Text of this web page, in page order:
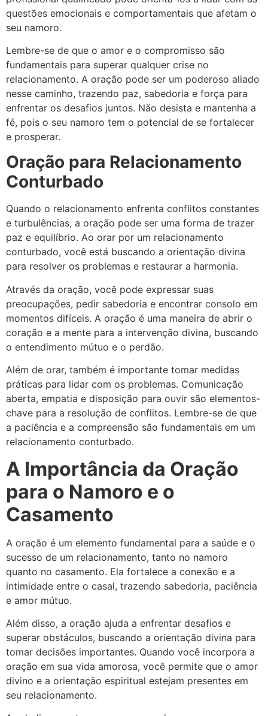
questões emocionais e comportamentais que afetam o
seu namoro.
Lembre-se de que o amor e o compromisso são
fundamentais para superar qualquer crise no
relacionamento. A oração pode ser um poderoso aliado
nesse caminho, trazendo paz, sabedoria e força para
enfrentar os desafios juntos. Não desista e mantenha a
fé, pois o seu namoro tem o potencial de se fortalecer
e prosperar.
Oração para Relacionamento
Conturbado
Quando o relacionamento enfrenta conflitos constantes
e turbulências, a oração pode ser uma forma de trazer
paz e equilíbrio. Ao orar por um relacionamento
conturbado, você está buscando a orientação divina
para resolver os problemas e restaurar a harmonia.
Através da oração, você pode expressar suas
preocupações, pedir sabedoria e encontrar consolo em
momentos difíceis. A oração é uma maneira de abrir o
coração e a mente para a intervenção divina, buscando
o entendimento mútuo e o perdão.
Além de orar, também é importante tomar medidas
práticas para lidar com os problemas. Comunicação
aberta, empatia e disposição para ouvir são elementos-
chave para a resolução de conflitos. Lembre-se de que
a paciência e a compreensão são fundamentais em um
relacionamento conturbado.
A Importância da Oração
para o Namoro e o
Casamento
A oração é um elemento fundamental para a saúde e o
sucesso de um relacionamento, tanto no namoro
quanto no casamento. Ela fortalece a conexão e a
intimidade entre o casal, trazendo sabedoria, paciência
e amor mútuo.
Além disso, a oração ajuda a enfrentar desafios e
superar obstáculos, buscando a orientação divina para
tomar decisões importantes. Quando você incorpora a
oração em sua vida amorosa, você permite que o amor
divino e a orientação espiritual estejam presentes em
seu relacionamento.